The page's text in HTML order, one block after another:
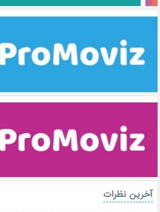
آخرین نظرات